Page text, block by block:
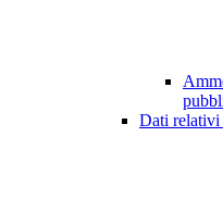
Dati relativi